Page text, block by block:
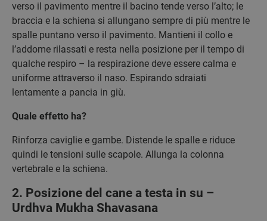
verso il pavimento mentre il bacino tende verso l’alto; le
braccia e la schiena si allungano sempre di più mentre le
spalle puntano verso il pavimento. Mantieni il collo e
l’addome rilassati e resta nella posizione per il tempo di
qualche respiro – la respirazione deve essere calma e
uniforme attraverso il naso. Espirando sdraiati
lentamente a pancia in giù.
Quale effetto ha?
Rinforza caviglie e gambe. Distende le spalle e riduce
quindi le tensioni sulle scapole. Allunga la colonna
vertebrale e la schiena.
2. Posizione del cane a testa in su –
Urdhva Mukha Shavasana